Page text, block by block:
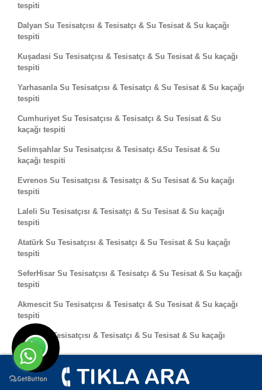
tespiti
Dalyan Su Tesisatçısı & Tesisatçı & Su Tesisat & Su kaçağı
tespiti
Kuşadasi Su Tesisatçısı & Tesisatçı & Su Tesisat & Su kaçağı
tespiti
Yarhasanla Su Tesisatçısı & Tesisatçı & Su Tesisat & Su kaçağı
tespiti
Cumhuriyet Su Tesisatçısı & Tesisatçı & Su Tesisat & Su
kaçağı tespiti
Selimşahlar Su Tesisatçısı & Tesisatçı &Su Tesisat & Su
kaçağı tespiti
Evrenos Su Tesisatçısı & Tesisatçı & Su Tesisat & Su kaçağı
tespiti
Laleli Su Tesisatçısı & Tesisatçı & Su Tesisat & Su kaçağı
tespiti
Atatürk Su Tesisatçısı & Tesisatçı & Su Tesisat & Su kaçağı
tespiti
SeferHisar Su Tesisatçısı & Tesisatçı & Su Tesisat & Su kaçağı
tespiti
Akmescit Su Tesisatçısı & Tesisatçı & Su Tesisat & Su kaçağı
tespiti
Peker Su Tesisatçısı & Tesisatçı & Su Tesisat & Su kaçağı
tespiti
Akgedik Su Tesisatçısı & Tesisatçı & Su Tesisat & Su kaçağı
tespiti